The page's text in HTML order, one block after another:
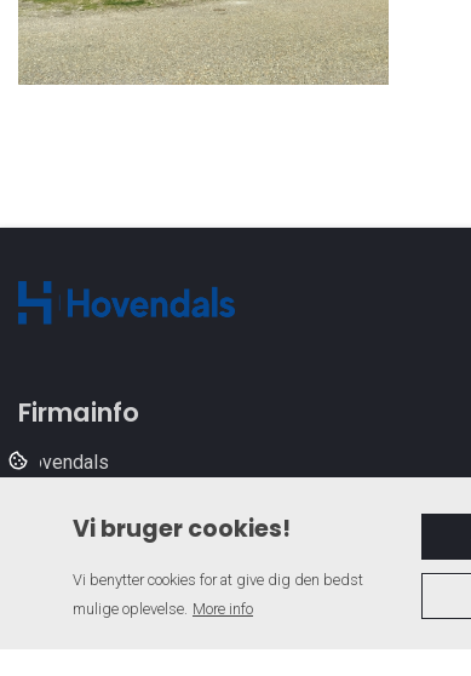
Firmainfo
Hovendals
5450 OtterupVi bruger cookies!
Vi benytter cookies for at give dig den bedst
mulige oplevelse. More info